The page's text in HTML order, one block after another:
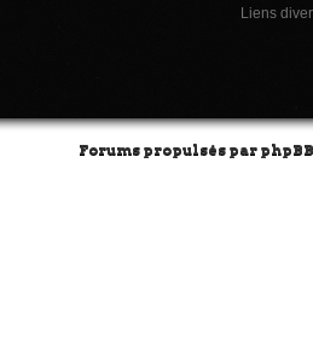
Liens
Forums propulsés par phpBB